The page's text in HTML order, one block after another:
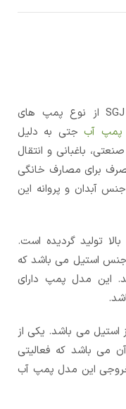
پمپ آب جتی تکفاز دلتا مدل SGJ 800 از نوع پمپ های
پمپ آبجتی به دلیل
باغبانی و انتقال
برای مصارف خانگی
آبدان و پروانه این
تولید گردیده است.
جنس استیل می باشد که
این مدل پمپ دارای
استیل می باشد. یکی از
می باشد که فعالیتی
خروجی این مدل پمپ آب